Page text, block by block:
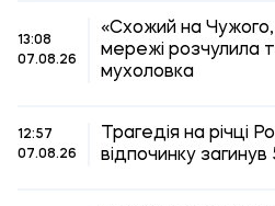
13:08
07.08.26
«Схожий на Чужого,
мережі розчулила
мухоловка
12:57
07.08.26
Трагедія на річці
відпочинку загинув